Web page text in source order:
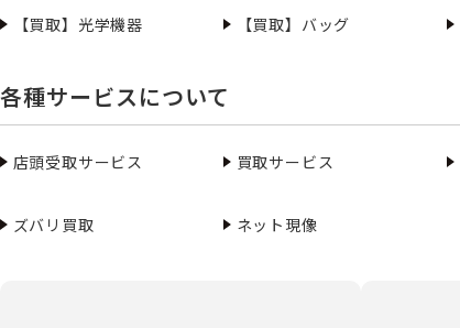
【買取】光学機器 【買取】バッグ
各種サービスについて
店頭受取サービス 買取サービス
ズバリ買取 ネット現像